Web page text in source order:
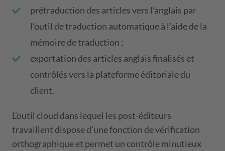
prétraduction des articles vers l’anglais par
l’outil de traduction automatique à l’aide de la
mémoire de traduction ;
exportation des articles anglais finalisés et
contrôlés vers la plateforme éditoriale du
client.
L’outil cloud dans lequel les post-éditeurs
travaillent dispose d’une fonction de vérification
orthographique et permet un contrôle minutieux